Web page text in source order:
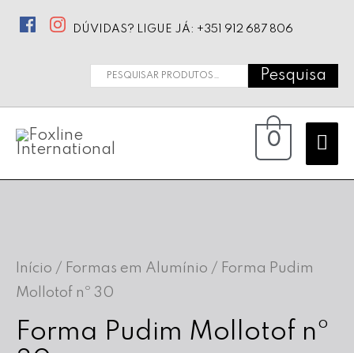
DÚVIDAS? LIGUE JÁ: +351 912 687 806
Pesquisar
Pesquisa
0
Início / Formas em Alumínio / Forma Pudim
Mollotof nº 30
Forma Pudim Mollotof nº